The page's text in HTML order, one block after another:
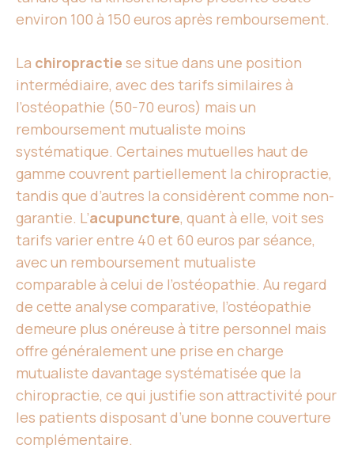
environ 100 à 150 euros après remboursement.
La chiropractie se situe dans une position
intermédiaire, avec des tarifs similaires à
l’ostéopathie (50-70 euros) mais un
remboursement mutualiste moins
systématique. Certaines mutuelles haut de
gamme couvrent partiellement la chiropractie,
tandis que d’autres la considèrent comme non-
garantie. L’acupuncture, quant à elle, voit ses
tarifs varier entre 40 et 60 euros par séance,
avec un remboursement mutualiste
comparable à celui de l’ostéopathie. Au regard
de cette analyse comparative, l’ostéopathie
demeure plus onéreuse à titre personnel mais
offre généralement une prise en charge
mutualiste davantage systématisée que la
chiropractie, ce qui justifie son attractivité pour
les patients disposant d’une bonne couverture
complémentaire.